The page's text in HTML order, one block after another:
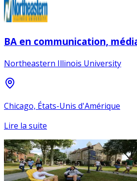
BA en communication,
Northeastern Illinois University
Chicago, États-Unis d'Amérique
Lire la suite